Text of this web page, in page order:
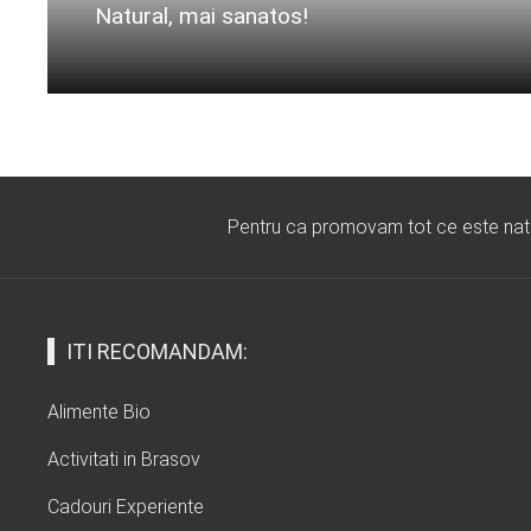
Natural, mai sanatos!
Pentru ca promovam tot ce este
ITI RECOMANDAM:
Alimente Bio
Activitati in Brasov
Cadouri Experiente